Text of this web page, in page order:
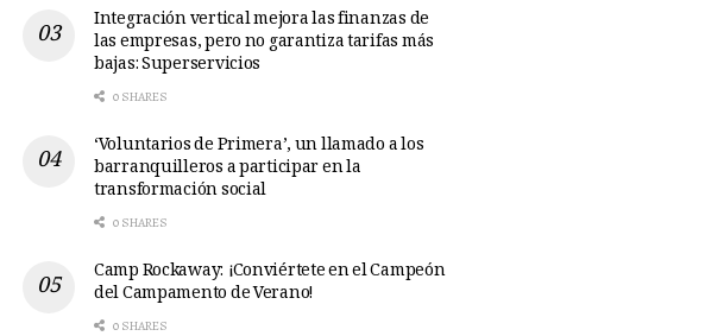
Integración vertical mejora las finanzas de
las empresas, pero no garantiza tarifas más
bajas: Superservicios
0 SHARES
‘Voluntarios de Primera’, un llamado a los
barranquilleros a participar en la
transformación social
0 SHARES
Camp Rockaway: ¡Conviértete en el Campeón
del Campamento de Verano!
0 SHARES